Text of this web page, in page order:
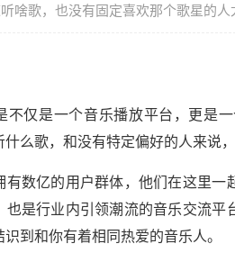
啥歌，也没有固定喜欢那个歌星的人
不仅是一个音乐播放平台，更是
什么歌，和没有特定偏好的人来说
有数亿的用户群体，他们在这里
也是行业内引领潮流的音乐交流
到和你有着相同热爱的音乐人。